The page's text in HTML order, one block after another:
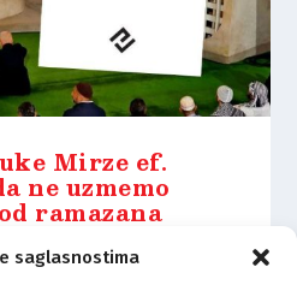
saglasnostima
Mirze ef.
ne uzmemo
ramazana